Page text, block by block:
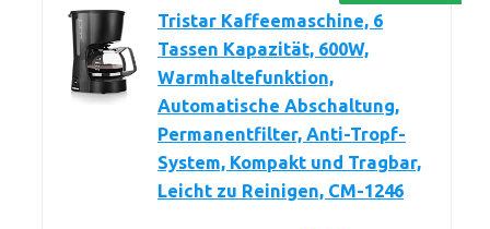
Tristar Kaffeemaschine, 6
Tassen Kapazität, 600W,
Warmhaltefunktion,
Automatische Abschaltung,
Permanentfilter, Anti-Tropf-
System, Kompakt und Tragbar,
Leicht zu Reinigen, CM-1246